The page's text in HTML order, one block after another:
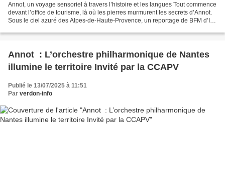
Annot, un voyage sensoriel à travers l’histoire et les langues Tout commence
devant l’office de tourisme, là où les pierres murmurent les secrets d’Annot.
Sous le ciel azuré des Alpes-de-Haute-Provence, un reportage de BFM d’Ici
Annot : L’orchestre philharmonique de Nantes
illumine le territoire Invité par la CCAPV
Publié le 13/07/2025 à 11:51
Par verdon-info